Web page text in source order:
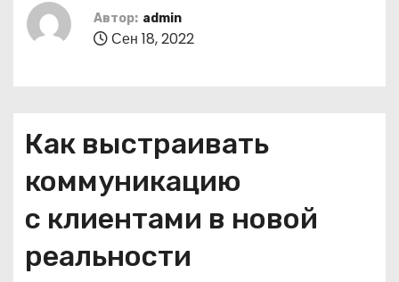
Автор: admin
Сен 18, 2022
Как выстраивать
коммуникацию
с клиентами в новой
реальности